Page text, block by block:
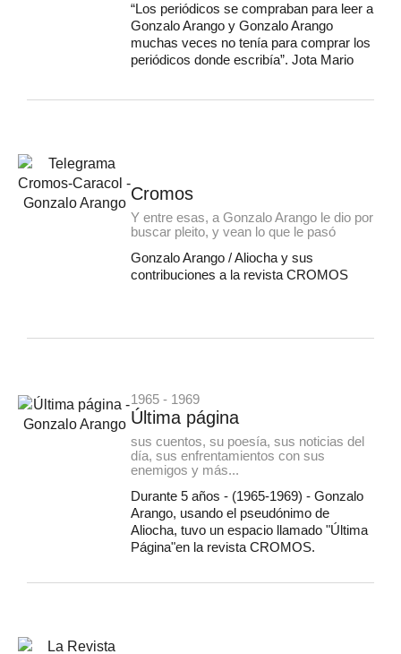
“Los periódicos se compraban para leer a
Gonzalo Arango y Gonzalo Arango
muchas veces no tenía para comprar los
periódicos donde escribía”. Jota Mario
Cromos
Y entre esas, a Gonzalo Arango le dio por
buscar pleito, y vean lo que le pasó
Gonzalo Arango / Aliocha y sus
contribuciones a la revista CROMOS
1965 - 1969
Última página
sus cuentos, su poesía, sus noticias del
día, sus enfrentamientos con sus
enemigos y más...
Durante 5 años - (1965-1969) - Gonzalo
Arango, usando el pseudónimo de
Aliocha, tuvo un espacio llamado "Última
Página"en la revista CROMOS.